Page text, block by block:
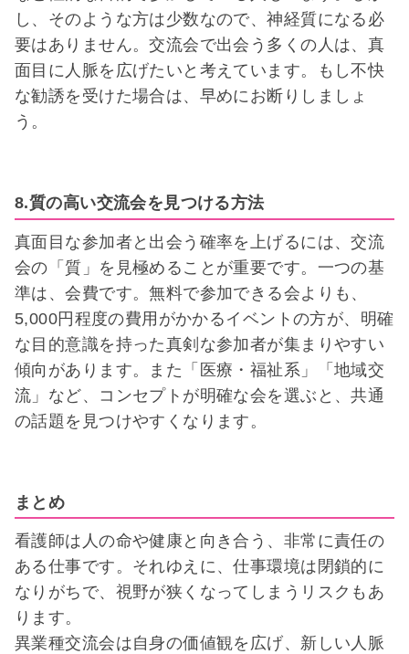
し、そのような方は少数なので、神経質になる必
要はありません。交流会で出会う多くの人は、真
面目に人脈を広げたいと考えています。もし不快
な勧誘を受けた場合は、早めにお断りしましょ
う。
8.質の高い交流会を見つける方法
真面目な参加者と出会う確率を上げるには、交流
会の「質」を見極めることが重要です。一つの基
準は、会費です。無料で参加できる会よりも、
5,000円程度の費用がかかるイベントの方が、明確
な目的意識を持った真剣な参加者が集まりやすい
傾向があります。また「医療・福祉系」「地域交
流」など、コンセプトが明確な会を選ぶと、共通
の話題を見つけやすくなります。
まとめ
看護師は人の命や健康と向き合う、非常に責任の
ある仕事です。それゆえに、仕事環境は閉鎖的に
なりがちで、視野が狭くなってしまうリスクもあ
ります。
異業種交流会は自身の価値観を広げ、新しい人脈